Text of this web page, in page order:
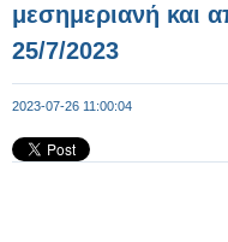
μεσημεριανή και
25/7/2023
2023-07-26 11:00:04